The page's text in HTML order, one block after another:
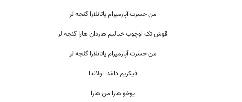
من حسرت آپارمیرام یاتانلارا گئجه لر
قوش تک اوچوب خیالیم هاردان هارا گئجه لر
من حسرت آپارمیرام یاتانلارا گئجه لر
فیکریم داغدا اولاندا
یوخو هارا من هارا